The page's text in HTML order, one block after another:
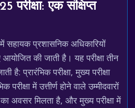
एक संक्षिप्त
सहायक प्रशासनिक अधिकारियों
की जाती है। यह परीक्षा तीन
है: प्रारंभिक परीक्षा, मुख्य परीक्षा
परीक्षा में उत्तीर्ण होने वाले उम्मीदवारों
अवसर मिलता है, और मुख्य परीक्षा में